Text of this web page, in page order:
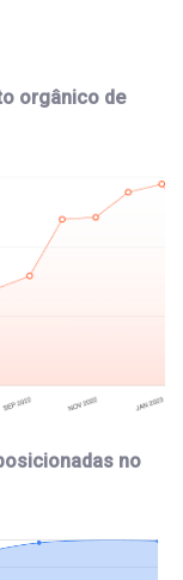
orgânico de
no